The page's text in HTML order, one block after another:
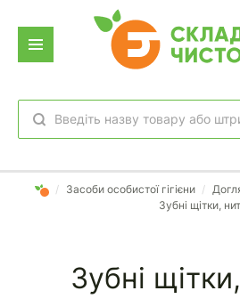
обране вхід
/ Засоби особистої гігієни /
Зубні щітки,
Зубні